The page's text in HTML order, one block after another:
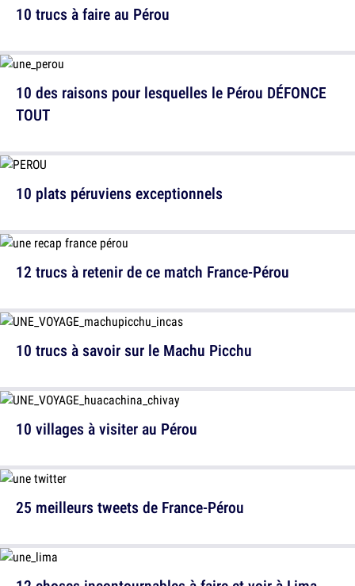
10 trucs à faire au Pérou
10 plats péruviens exceptionnels
10 trucs à savoir sur le Machu Picchu
25 meilleurs tweets de France-Pérou
10 des raisons pour lesquelles le Pérou DÉFONCE
TOUT
12 trucs à retenir de ce match France-Pérou
10 villages à visiter au Pérou